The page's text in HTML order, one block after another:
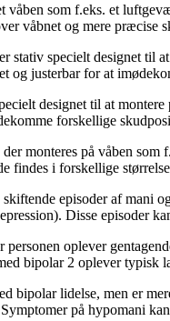
våben som f.eks. et
våbnet og mere præcise
specielt designet til
justerbar for at
designet til at
forskellige
monteres på våben
findes i forskellige
episoder af mani
Disse episoder
oplever
bipolar 2 oplever
lidelse, men er
på hypomani